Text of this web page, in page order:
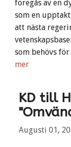
föregås av en
som en
att nästa
som behövs
mer
KD till
Augusti 01,